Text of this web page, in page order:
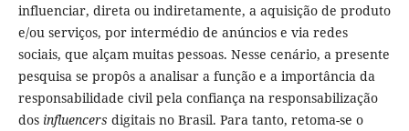
influenciar, direta ou indiretamente, a aquisição de produto
e/ou serviços, por intermédio de anúncios e via redes
sociais, que alçam muitas pessoas. Nesse cenário, a presente
pesquisa se propôs a analisar a função e a importância da
responsabilidade civil pela confiança na responsabilização
dos influencers digitais no Brasil. Para tanto, retoma-se o